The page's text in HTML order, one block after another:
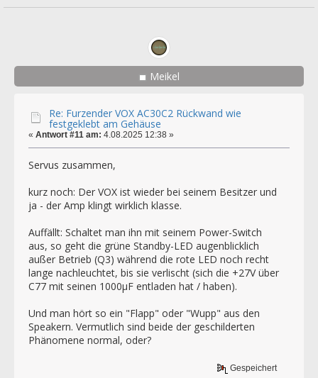
Meikel
Re: Furzender VOX AC30C2 Rückwand wie
festgeklebt am Gehäuse
« Antwort #11 am: 4.08.2025 12:38 »
Servus zusammen,
kurz noch: Der VOX ist wieder bei seinem Besitzer und
ja - der Amp klingt wirklich klasse.
Auffällt: Schaltet man ihn mit seinem Power-Switch
aus, so geht die grüne Standby-LED augenblicklich
außer Betrieb (Q3) während die rote LED noch recht
lange nachleuchtet, bis sie verlischt (sich die +27V über
C77 mit seinen 1000µF entladen hat / haben).
Und man hört so ein "Flapp" oder "Wupp" aus den
Speakern. Vermutlich sind beide der geschilderten
Phänomene normal, oder?
Gespeichert